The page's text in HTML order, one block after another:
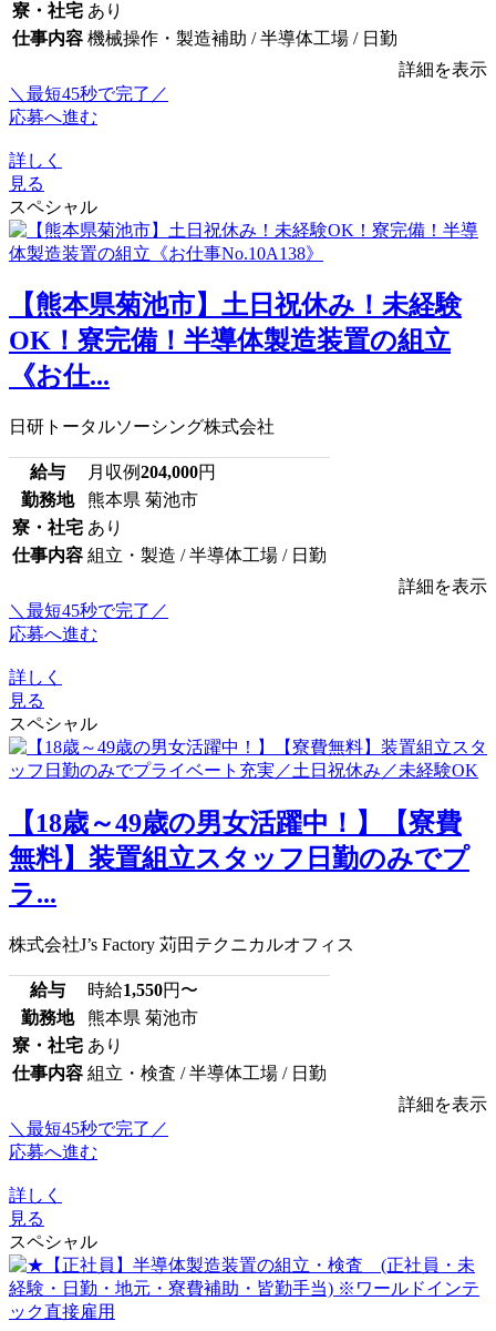
寮・社宅 あり
仕事内容 機械操作・製造補助 / 半導体工場 / 日勤
詳細を表示
＼最短45秒で完了／
応募へ進む
詳しく
見る
スペシャル
【熊本県菊池市】土日祝休み！未経験
OK！寮完備！半導体製造装置の組立
《お仕...
日研トータルソーシング株式会社
給与 月収例204,000円
勤務地
熊本県 菊池市
寮・社宅 あり
仕事内容 組立・製造 / 半導体工場 / 日勤
詳細を表示
＼最短45秒で完了／
応募へ進む
詳しく
見る
スペシャル
【18歳～49歳の男女活躍中！】【寮費
無料】装置組立スタッフ日勤のみでプ
ラ...
株式会社J’s Factory 苅田テクニカルオフィス
給与 時給1,550円〜
勤務地
熊本県 菊池市
寮・社宅 あり
仕事内容 組立・検査 / 半導体工場 / 日勤
詳細を表示
＼最短45秒で完了／
応募へ進む
詳しく
見る
スペシャル